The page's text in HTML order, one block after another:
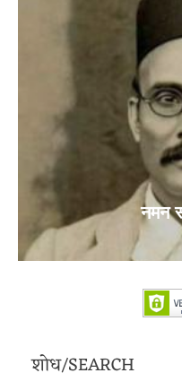
नमन
शोध/SEARCH